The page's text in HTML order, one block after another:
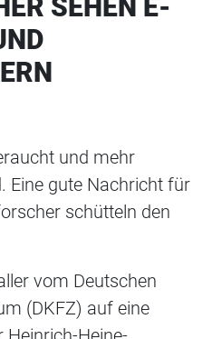
SEHEN E-
und mehr
Eine gute Nachricht für
schütteln den
vom Deutschen
(DKFZ) auf eine